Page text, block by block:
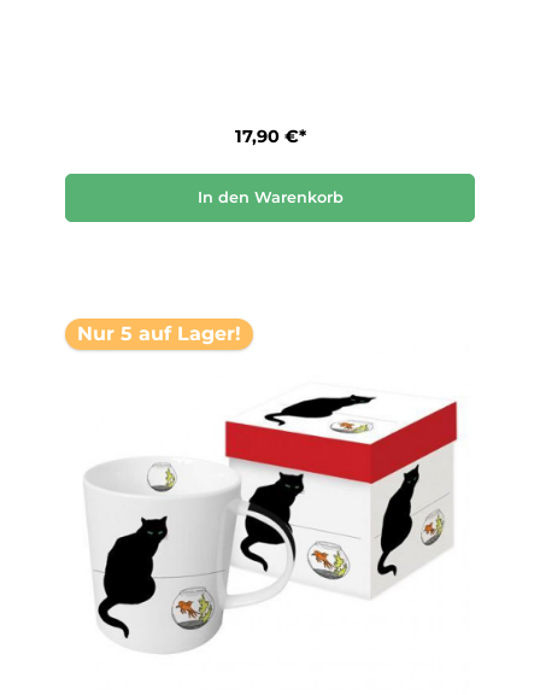
17,90 €*
In den Warenkorb
Nur 5 auf Lager!